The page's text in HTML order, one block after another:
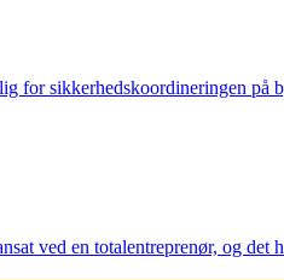
for sikkerhedskoordineringen
ved en totalentreprenør, og